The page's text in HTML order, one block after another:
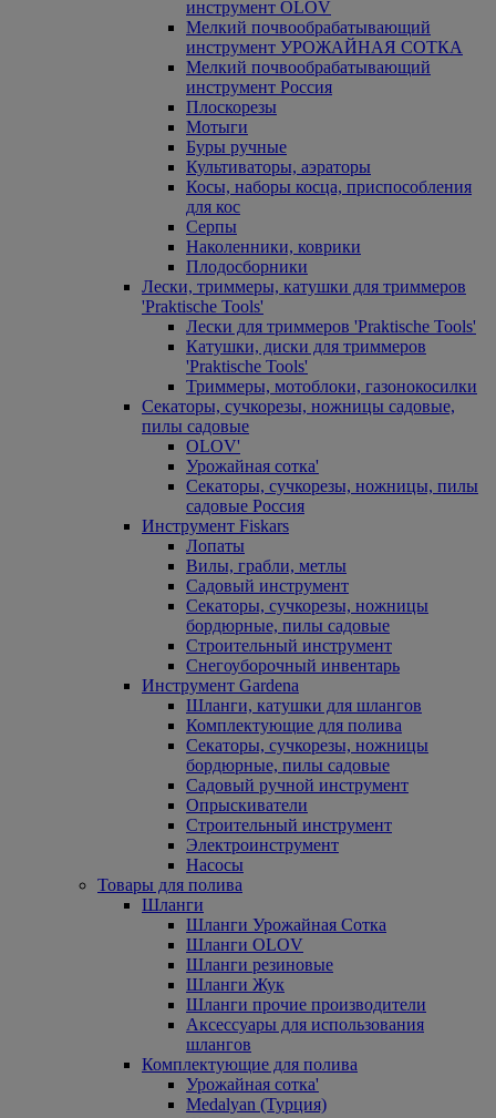
инструмент OLOV
Мелкий почвообрабатывающий
инструмент УРОЖАЙНАЯ СОТКА
Мелкий почвообрабатывающий
инструмент Россия
Плоскорезы
Мотыги
Буры ручные
Культиваторы, аэраторы
Косы, наборы косца, приспособления
для кос
Серпы
Наколенники, коврики
Плодосборники
Лески, триммеры, катушки для триммеров
'Praktische Tools'
Лески для триммеров 'Praktische Tools'
Катушки, диски для триммеров
'Praktische Tools'
Триммеры, мотоблоки, газонокосилки
Секаторы, сучкорезы, ножницы садовые,
пилы садовые
OLOV'
Урожайная сотка'
Секаторы, сучкорезы, ножницы, пилы
садовые Россия
Инструмент Fiskars
Лопаты
Вилы, грабли, метлы
Садовый инструмент
Секаторы, сучкорезы, ножницы
бордюрные, пилы садовые
Строительный инструмент
Снегоуборочный инвентарь
Инструмент Gardena
Шланги, катушки для шлангов
Комплектующие для полива
Секаторы, сучкорезы, ножницы
бордюрные, пилы садовые
Садовый ручной инструмент
Опрыскиватели
Строительный инструмент
Электроинструмент
Насосы
Товары для полива
Шланги
Шланги Урожайная Сотка
Шланги OLOV
Шланги резиновые
Шланги Жук
Шланги прочие производители
Аксессуары для использования
шлангов
Комплектующие для полива
Урожайная сотка'
Medalyan (Турция)